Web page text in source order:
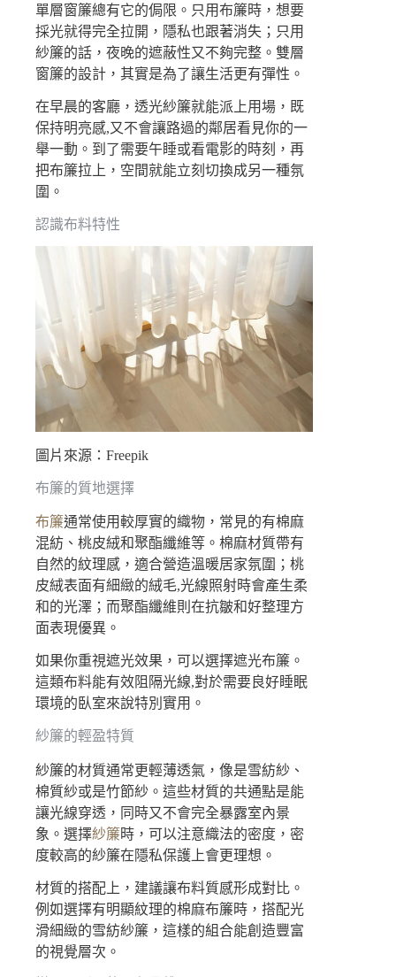
單層窗簾總有它的侷限。只用布簾時，想要
採光就得完全拉開，隱私也跟著消失；只用
紗簾的話，夜晚的遮蔽性又不夠完整。雙層
窗簾的設計，其實是為了讓生活更有彈性。
在早晨的客廳，透光紗簾就能派上用場，既
保持明亮感,又不會讓路過的鄰居看見你的一
舉一動。到了需要午睡或看電影的時刻，再
把布簾拉上，空間就能立刻切換成另一種氛
圍。
認識布料特性
圖片來源：Freepik
布簾的質地選擇
布簾通常使用較厚實的織物，常見的有棉麻
混紡、桃皮絨和聚酯纖維等。棉麻材質帶有
自然的紋理感，適合營造溫暖居家氛圍；桃
皮絨表面有細緻的絨毛,光線照射時會產生柔
和的光澤；而聚酯纖維則在抗皺和好整理方
面表現優異。
如果你重視遮光效果，可以選擇遮光布簾。
這類布料能有效阻隔光線,對於需要良好睡眠
環境的臥室來說特別實用。
紗簾的輕盈特質
紗簾的材質通常更輕薄透氣，像是雪紡紗、
棉質紗或是竹節紗。這些材質的共通點是能
讓光線穿透，同時又不會完全暴露室內景
象。選擇紗簾時，可以注意織法的密度，密
度較高的紗簾在隱私保護上會更理想。
材質的搭配上，建議讓布料質感形成對比。
例如選擇有明顯紋理的棉麻布簾時，搭配光
滑細緻的雪紡紗簾，這樣的組合能創造豐富
的視覺層次。